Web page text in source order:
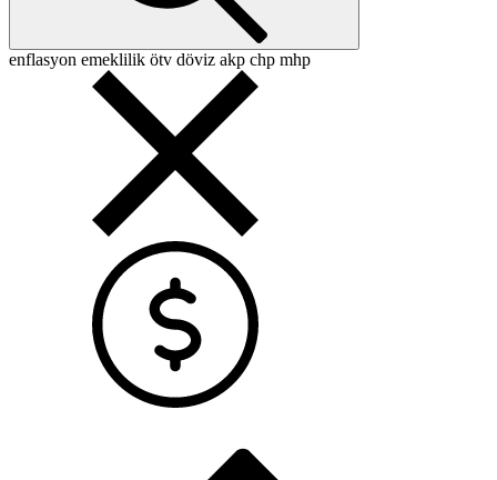
enflasyon emeklilik ötv döviz akp chp mhp